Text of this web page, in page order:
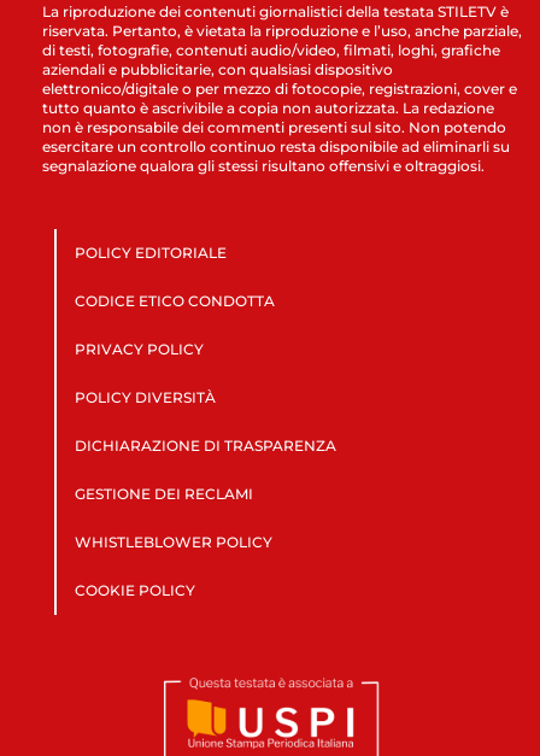
La riproduzione dei contenuti giornalistici della testata STILETV è
riservata. Pertanto, è vietata la riproduzione e l’uso, anche parziale,
di testi, fotografie, contenuti audio/video, filmati, loghi, grafiche
aziendali e pubblicitarie, con qualsiasi dispositivo
elettronico/digitale o per mezzo di fotocopie, registrazioni, cover e
tutto quanto è ascrivibile a copia non autorizzata. La redazione
non è responsabile dei commenti presenti sul sito. Non potendo
esercitare un controllo continuo resta disponibile ad eliminarli su
segnalazione qualora gli stessi risultano offensivi e oltraggiosi.
POLICY EDITORIALE
CODICE ETICO CONDOTTA
PRIVACY POLICY
POLICY DIVERSITÀ
DICHIARAZIONE DI TRASPARENZA
GESTIONE DEI RECLAMI
WHISTLEBLOWER POLICY
COOKIE POLICY